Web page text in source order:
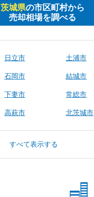
茨城県の市区町村から
売却相場を調べる
日立市 土浦市
石岡市 結城市
下妻市 常総市
高萩市 北茨城市
すべて表示する